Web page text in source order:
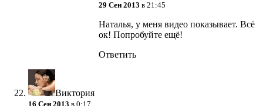
29 Сен 2013 в 21:45
Наталья, у меня видео показывает. Всё
ок! Попробуйте ещё!
Ответить
Виктория
16 Сен 2013 в 0:17